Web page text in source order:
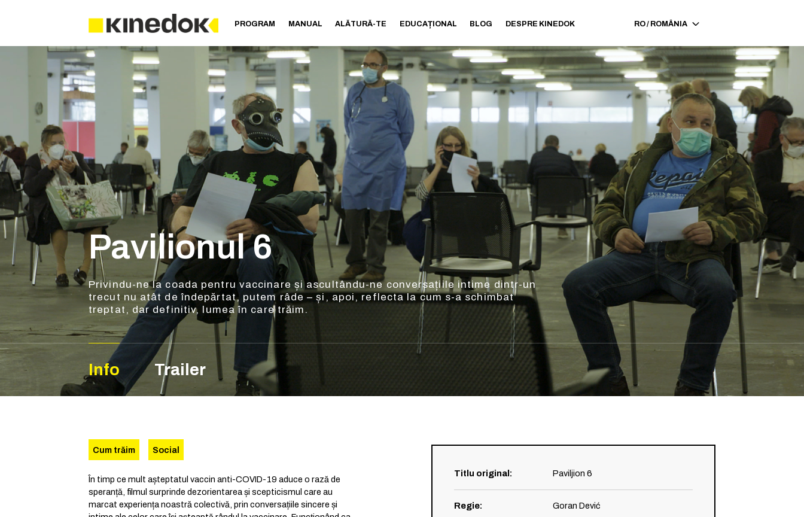
PROGRAM MANUAL ALĂTURĂ-TE EDUCAȚIONAL BLOG DESPRE KINEDOK RO/ ROMÂNIA
Pavilionul 6
Privindu-ne la coada pentru vaccinare și ascultându-ne conversațiile intime dintr-un
trecut nu atât de îndepărtat, putem râde – și, apoi, reflecta la cum s-a schimbat
treptat, dar definitiv, lumea în care trăim.
Info Trailer
Cum trăim Social
În timp ce mult așteptatul vaccin anti-COVID-19 aduce o rază de
speranță, filmul surprinde dezorientarea și scepticismul care au
marcat experiența noastră colectivă, prin conversațiile sincere și
Titlu original : Paviljion 6
Regie: Goran Dević